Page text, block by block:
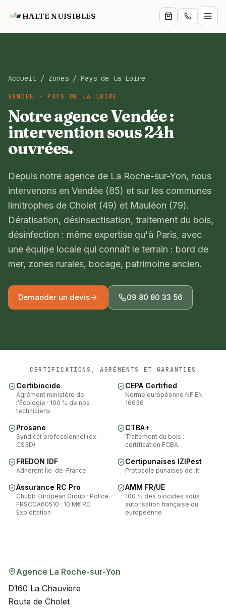
HALTE NUISIBLES
Professionnels
Services
Boutique
Blog
Expertise
À propos
Devis gratuit
09 80 80 33 56
Accueil / Zones / Pays de la Loire
VENDÉE · PAYS DE LA LOIRE
Notre agence Vendée :
intervention sous 24h
ouvrées.
Depuis notre agence de La Roche-sur-Yon, nous
intervenons en Vendée (85) et sur les communes
limitrophes de Cholet (49) et Mauléon (79).
Dératisation, désinsectisation, traitement du bois,
désinfection : même expertise qu'à Paris, avec
une équipe locale qui connaît le terrain : bord de
mer, zones rurales, bocage, patrimoine ancien.
Demander un devis 09 80 80 33 56
CERTIFICATIONS, AGRÉMENTS ET GARANTIES
Certibiocide
Agrément ministère de
l'Écologie · 100 % de nos
techniciens
CEPA Certified
Norme européenne NF EN
16636
Prosane
Syndicat professionnel (ex-
CS3D)
CTBA+
Traitement du bois :
certification FCBA
FREDON IDF
Adhérent Île-de-France
Certipunaises IZIPest
Protocole punaises de lit
Assurance RC Pro
Chubb European Group · Police
FRSCCA60510 · 10 M€ RC
Exploitation
AMM FR/UE
100 % des biocides sous
autorisation française ou
européenne
Agence La Roche-sur-Yon
D160 La Chauvière
Route de Cholet